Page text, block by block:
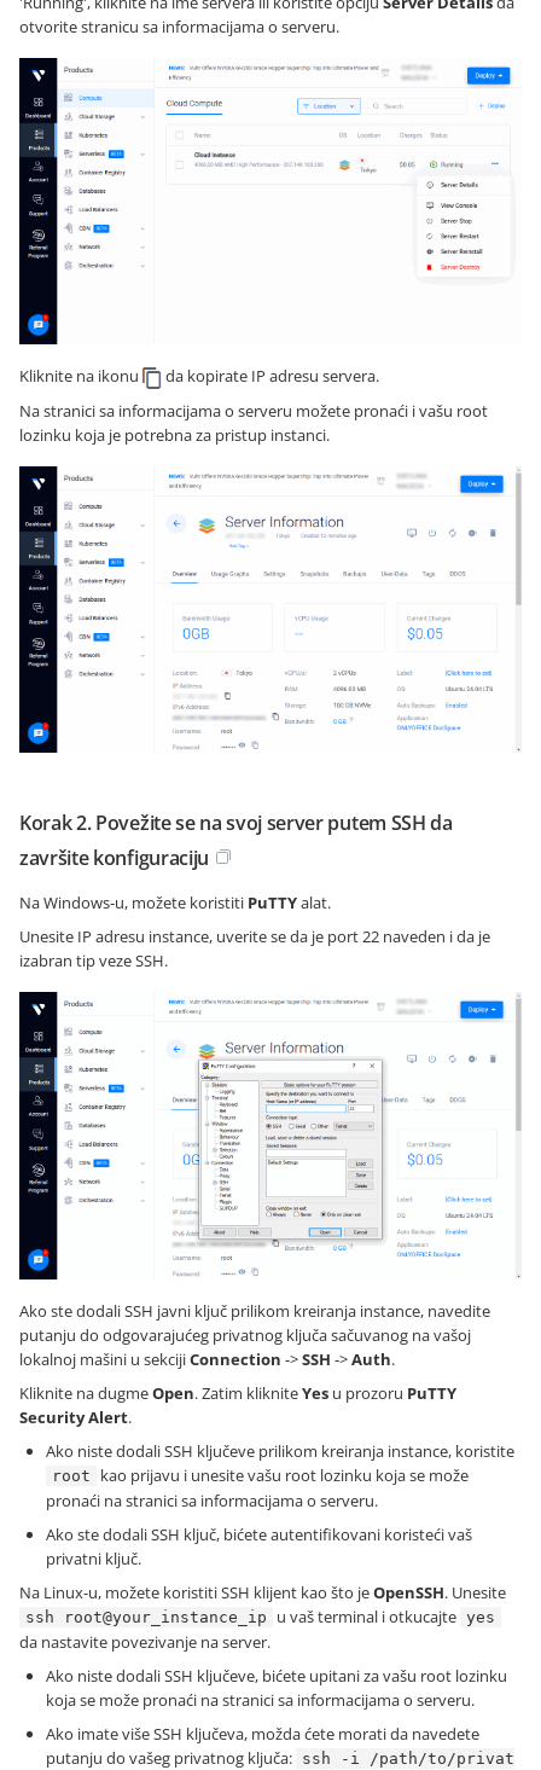
otvorite stranicu sa informacijama o serveru.
Kliknite na ikonu
da kopirate IP adresu servera.
Na stranici sa informacijama o serveru možete pronaći i vašu root
lozinku koja je potrebna za pristup instanci.
Korak 2. Povežite se na svoj server putem SSH da
završite konfiguraciju
Na Windows-u, možete koristiti PuTTYalat.
Unesite IP adresu instance, uverite se da je port 22 naveden i da je
izabran tip veze SSH.
Ako ste dodali SSH javni ključ prilikom kreiranja instance, navedite
putanju do odgovarajućeg privatnog ključa sačuvanog na vašoj
lokalnoj mašini u sekcijiConnection ->SSH ->Auth.
Kliknite na dugmeOpen. Zatim klikniteYes u prozoru PuTTY
Security Alert.
Ako niste dodali SSH ključeve prilikom kreiranja instance, koristite
root
kao prijavu i unesite vašu root lozinku koja se može
pronaći na stranici sa informacijama o serveru.
Ako ste dodali SSH ključ, bićete autentifikovani koristeći vaš
privatni ključ.
Na Linux-u, možete koristiti SSH klijent kao što jeOpenSSH. Unesite
ssh root@your_instance_ip u vaš terminal i otkucajte yes
da nastavite povezivanje na server.
Ako niste dodali SSH ključeve, bićete upitani za vašu root lozinku
koja se može pronaći na stranici sa informacijama o serveru.
Ako imate više SSH ključeva, možda ćete morati da navedete
putanju do vašeg privatnog ključa: ssh -i /path/to/privat